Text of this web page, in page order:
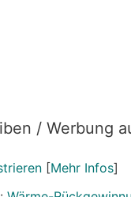
/ Werbung
[Mehr Infos]